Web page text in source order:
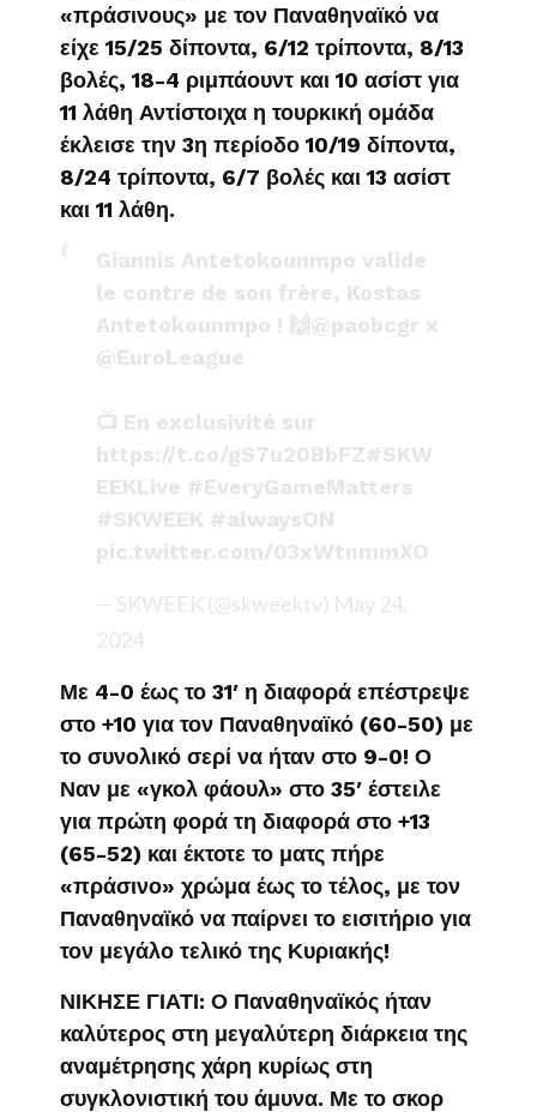
«πράσινους» με τον Παναθηναϊκό να
είχε 15/25 δίποντα, 6/12 τρίποντα, 8/13
βολές, 18-4 ριμπάουντ και 10 ασίστ για
11 λάθη Αντίστοιχα η τουρκική ομάδα
έκλεισε την 3η περίοδο 10/19 δίποντα,
8/24 τρίποντα, 6/7 βολές και 13 ασίστ
και 11 λάθη.
Giannis Antetokounmpo valide
le contre de son frère, Kostas
Antetokounmpo ! 🙌 @paobcgr x
@EuroLeague
📺 En exclusivité sur
https://t.co/gS7u20BbFZ#SKW
EEKLive #EveryGameMatters
#SKWEEK #alwaysON
pic.twitter.com/03xWtnmmXO
— SKWEEK (@skweektv) May 24,
2024
Με 4-0 έως το 31′ η διαφορά επέστρεψε
στο +10 για τον Παναθηναϊκό (60-50) με
το συνολικό σερί να ήταν στο 9-0! Ο
Ναν με «γκολ φάουλ» στο 35′ έστειλε
για πρώτη φορά τη διαφορά στο +13
(65-52) και έκτοτε το ματς πήρε
«πράσινο» χρώμα έως το τέλος, με τον
Παναθηναϊκό να παίρνει το εισιτήριο για
τον μεγάλο τελικό της Κυριακής!
ΝΙΚΗΣΕ ΓΙΑΤΙ: Ο Παναθηναϊκός ήταν
καλύτερος στη μεγαλύτερη διάρκεια της
αναμέτρησης χάρη κυρίως στη
συγκλονιστική του άμυνα. Με το σκορ